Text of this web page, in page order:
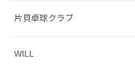
片貝卓球クラブ
WILL